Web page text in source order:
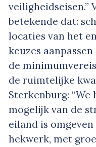
veiligheidseisen.”
betekende dat:
locaties van het
keuzes
de
de ruimtelijke
Sterkenburg:
mogelijk van de
eiland is
hekwerk, met